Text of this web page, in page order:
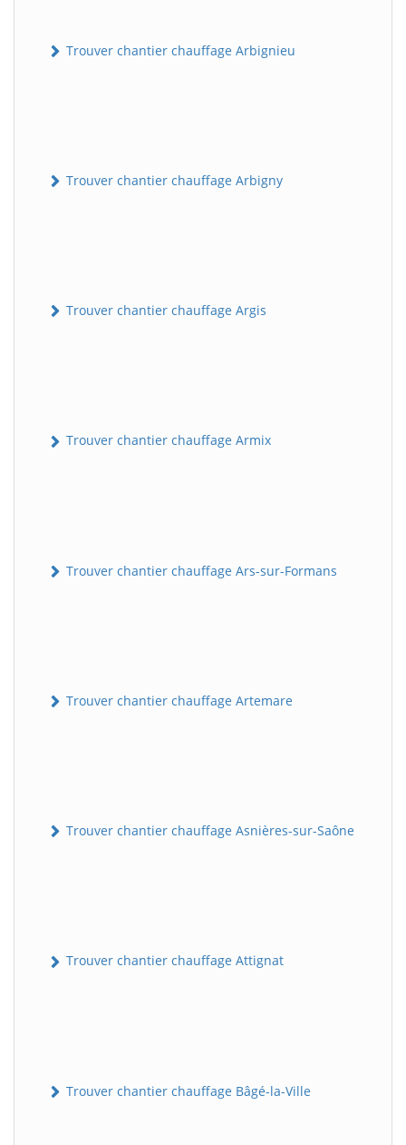
Trouver chantier chauffage Arbignieu
Trouver chantier chauffage Arbigny
Trouver chantier chauffage Argis
Trouver chantier chauffage Armix
Trouver chantier chauffage Ars-sur-Formans
Trouver chantier chauffage Artemare
Trouver chantier chauffage Asnières-sur-Saône
Trouver chantier chauffage Attignat
Trouver chantier chauffage Bâgé-la-Ville